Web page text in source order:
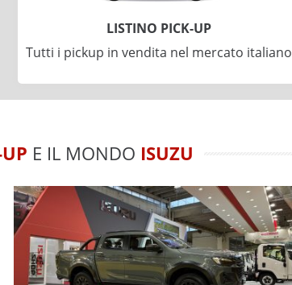
LISTINO PICK-UP
Tutti i pickup in vendita nel mercato italiano
E IL MONDO ISUZU